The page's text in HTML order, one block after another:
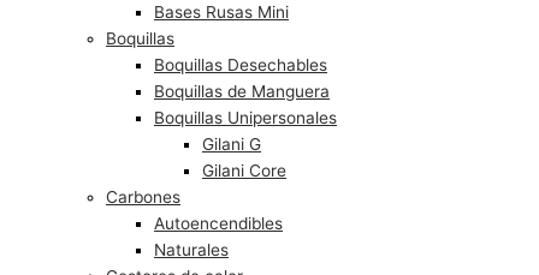
Bases Rusas Mini
Boquillas
Boquillas Desechables
Boquillas de Manguera
Boquillas Unipersonales
Gilani G
Gilani Core
Carbones
Autoencendibles
Naturales